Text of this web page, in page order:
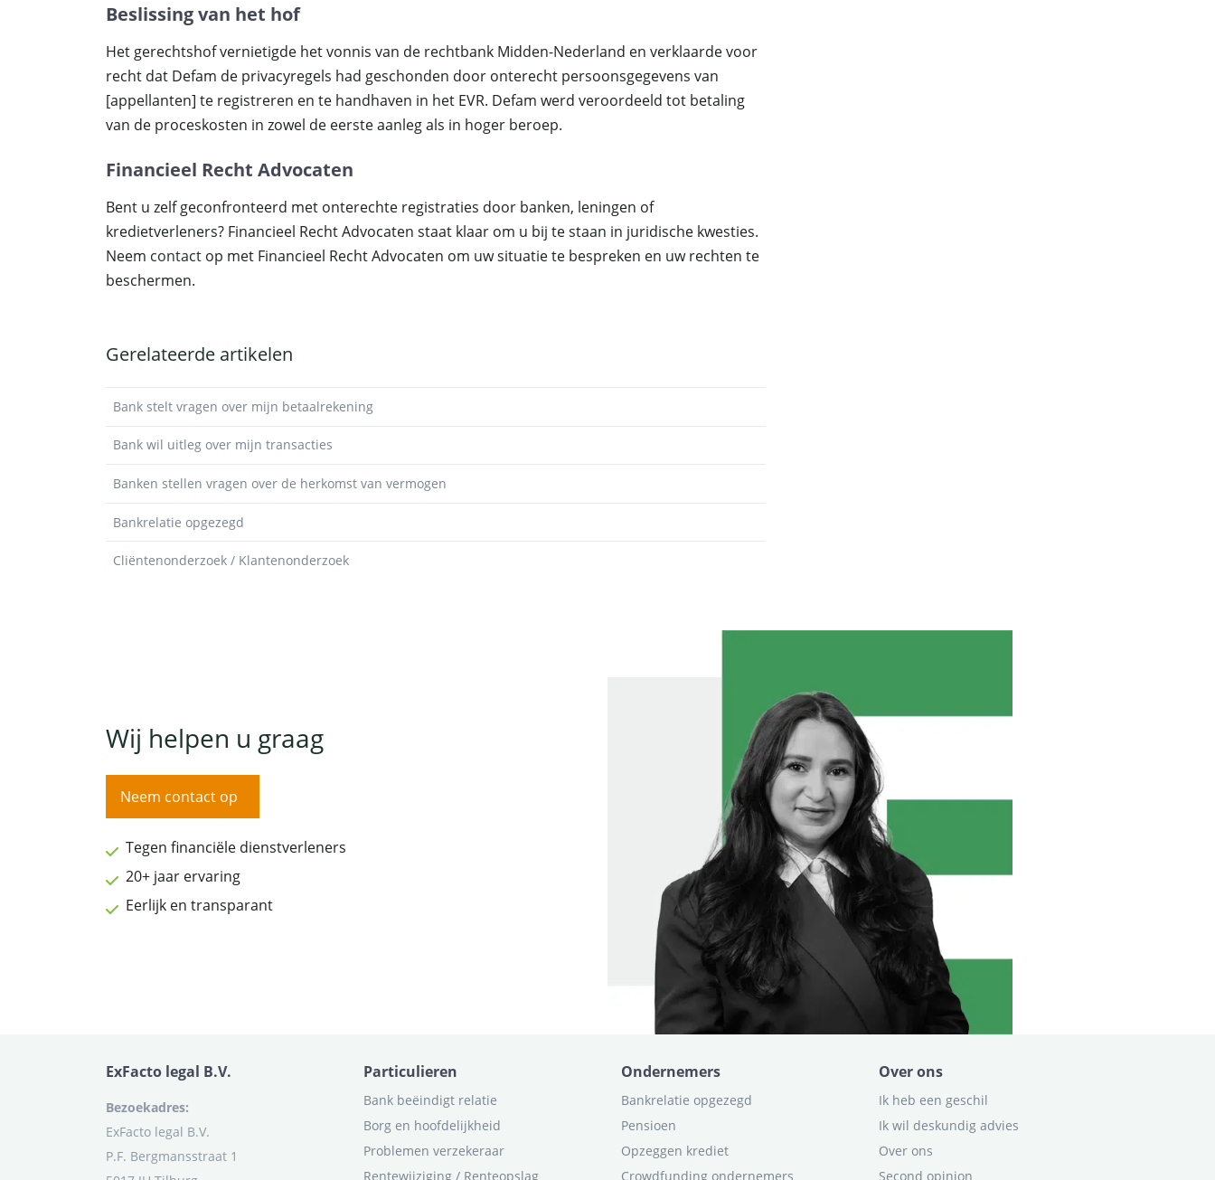
Beslissing van het hof
Het gerechtshof vernietigde het vonnis van de rechtbank Midden-Nederland en verklaarde voor
recht dat Defam de privacyregels had geschonden door onterecht persoonsgegevens van
[appellanten] te registreren en te handhaven in het EVR. Defam werd veroordeeld tot betaling
van de proceskosten in zowel de eerste aanleg als in hoger beroep.
Financieel Recht Advocaten
Bent u zelf geconfronteerd met onterechte registraties door banken, leningen of
kredietverleners? Financieel Recht Advocaten staat klaar om u bij te staan in juridische kwesties.
Neem contact op met Financieel Recht Advocaten om uw situatie te bespreken en uw rechten te
beschermen.
Gerelateerde artikelen
Bank stelt vragen over mijn betaalrekening
Bank wil uitleg over mijn transacties
Banken stellen vragen over de herkomst van vermogen
Bankrelatie opgezegd
Cliëntenonderzoek / Klantenonderzoek
Wij helpen u graag
Neem contact op
Tegen financiële dienstverleners
20+ jaar ervaring
Eerlijk en transparant
ExFacto legal B.V.
Bezoekadres:
ExFacto legal B.V.
P.F. Bergmansstraat 1
Particulieren
Bank beëindigt relatie
Borg en hoofdelijkheid
Problemen verzekeraar
Rentewijziging / Renteopslag
Ondernemers
Bankrelatie opgezegd
Pensioen
Opzeggen krediet
Crowdfunding ondernemers
Over ons
Ik heb een geschil
Ik wil deskundig advies
Over ons
Second opinion